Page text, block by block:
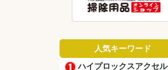
人気キーワード
ハイプロックスアクセル